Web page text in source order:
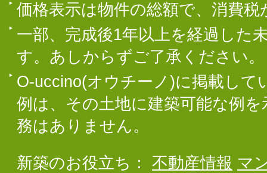
価格表示は物件の総額で、消費
一部、完成後1年以上を経過した
す。あしからずご了承ください。
O-uccino(オウチーノ)に掲載して
例は、その土地に建築可能な例
務はありません。
新築のお役立ち： 不動産情報 マ